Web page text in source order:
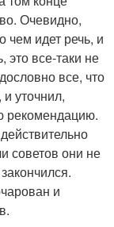
Очевидно,
чем идет речь, и
это все-таки не
все, что
уточнил,
рекомендацию.
советов они не
и